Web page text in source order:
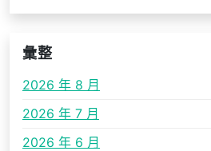
彙整
2026 年 8 月
2026 年 7 月
2026 年 6 月